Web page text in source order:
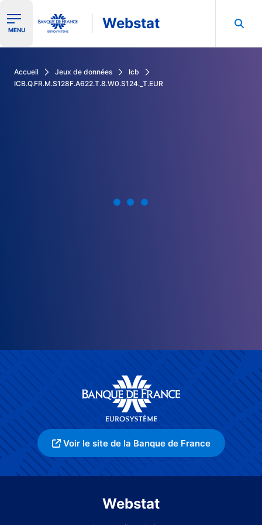
Ouvrir le menu de navigation
MENU Webstat
Accueil Jeux de données
Icb
ICB.Q.FR.M.S128F.A622.T.8.W0.S124._T.EUR
Voir le site de la Banque de France
Webstat